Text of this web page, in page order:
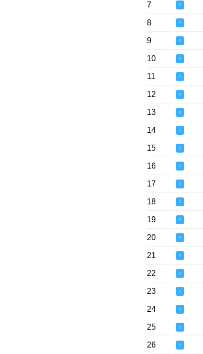
7 ♂
8 ♂
9 ♂
10 ♂
11 ♂
12 ♂
13 ♂
14 ♂
15 ♂
16 ♂
17 ♂
18 ♂
19 ♂
20 ♂
21 ♂
22 ♂
23 ♂
24 ♂
25 ♂
26 ♂